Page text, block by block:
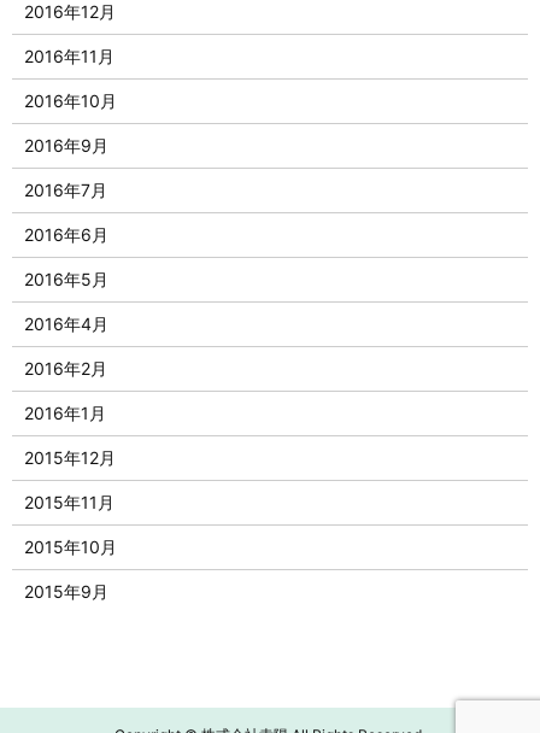
2016年12月
2016年11月
2016年10月
2016年9月
2016年7月
2016年6月
2016年5月
2016年4月
2016年2月
2016年1月
2015年12月
2015年11月
2015年10月
2015年9月